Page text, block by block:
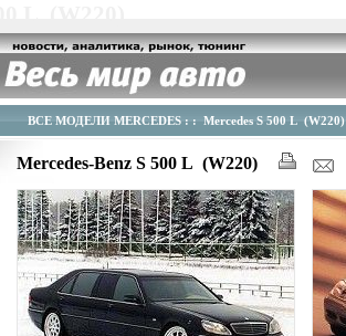
ВСЕ МОДЕЛИ MERCEDES : : Mercedes S 500 L (W220)
Mercedes-Benz S 500 L (W220)